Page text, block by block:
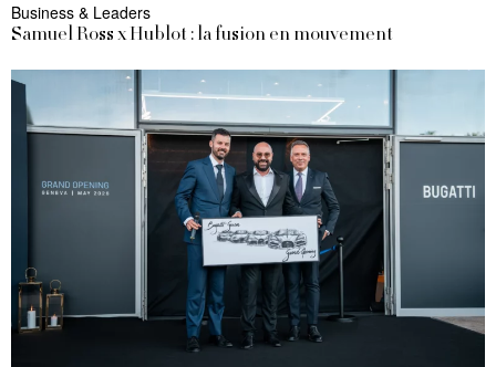
Business & Leaders
Samuel Ross x Hublot : la fusion en mouvement